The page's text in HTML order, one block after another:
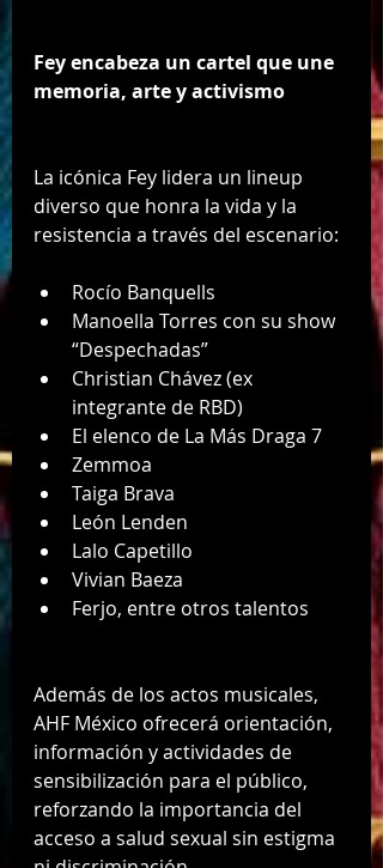
Fey encabeza un cartel que une
memoria, arte y activismo
La icónica Fey lidera un lineup
diverso que honra la vida y la
resistencia a través del escenario:
Rocío Banquells
Manoella Torres con su show
“Despechadas”
Christian Chávez (ex
integrante de RBD)
El elenco de La Más Draga 7
Zemmoa
Taiga Brava
León Lenden
Lalo Capetillo
Vivian Baeza
Ferjo, entre otros talentos
Además de los actos musicales,
AHF México ofrecerá orientación,
información y actividades de
sensibilización para el público,
reforzando la importancia del
acceso a salud sexual sin estigma